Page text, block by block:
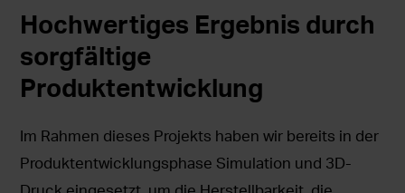
Hochwertiges Ergebnis durch
sorgfältige
Produktentwicklung
Im Rahmen dieses Projekts haben wir bereits in der
Produktentwicklungsphase Simulation und 3D-